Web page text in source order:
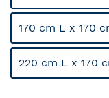
170 cm L x 170
220 cm L x 170